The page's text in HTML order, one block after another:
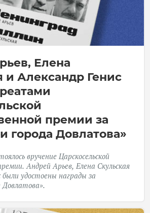
Елена
и Александр Генис
премии за
города Довлатова»
вручение Царскосельской
Андрей Арьев, Елена Скульская
были удостоены награды за
Довлатова».